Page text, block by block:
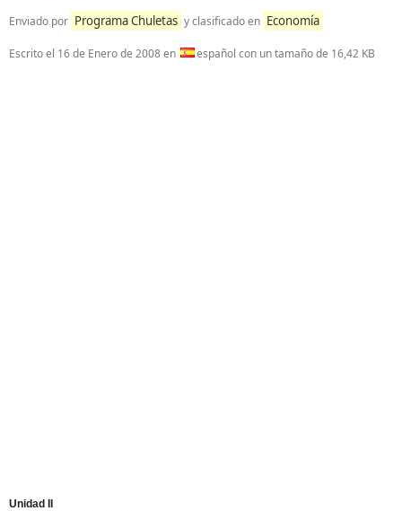
Enviado por Programa Chuletas y clasificado en Economía
Escrito el 16 de Enero de 2008en español con un tamaño de 16,42 KB
Unidad II